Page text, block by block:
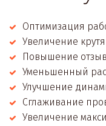
Оптимизация
Увеличение
Повышение
Уменьшенный
Улучшение
Сглаживание
Увеличение